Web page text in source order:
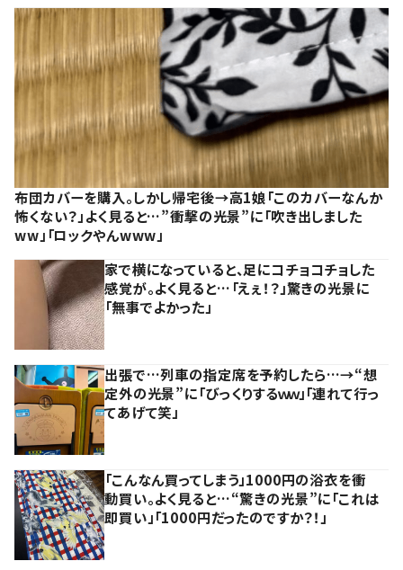
布団カバーを購入。しかし帰宅後→高1娘「このカバーなんか
怖くない？」よく見ると…”衝撃の光景”に「吹き出しました
ww」「ロックやんwww」
家で横になっていると、足にコチョコチョした
感覚が。よく見ると…「えぇ！？」驚きの光景に
「無事でよかった」
出張で…列車の指定席を予約したら…→“想
定外の光景”に「びっくりするｗｗ」「連れて行っ
てあげて笑」
「こんなん買ってしまう」1000円の浴衣を衝
動買い。よく見ると…“驚きの光景”に「これは
即買い」「1000円だったのですか？！」